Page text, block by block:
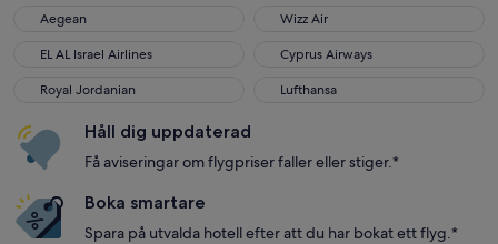
Aegean
Aegean Wizz Air
Wizz Air
EL AL Israel Airlines
EL AL Israel Airlines Cyprus Airways
Cyprus Airways
Royal Jordanian
Royal Jordanian Lufthansa
Lufthansa
Håll dig uppdaterad
Få aviseringar om flygpriser faller eller stiger.*
Boka smartare
Spara på utvalda hotell efter att du har bokat ett flyg.*